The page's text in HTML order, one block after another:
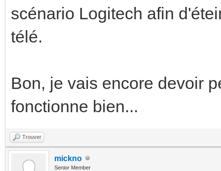
scénario Logitech afin
télé.
Bon, je vais encore devoir
fonctionne bien...
Trouver
mickno
Senior Member